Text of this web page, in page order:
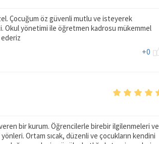
Çocuğum öz güvenli mutlu ve isteyerek
Okul yönetimi ile öğretmen kadrosu mükemmel
ederiz
+0
bir kurum. Öğrencilerle birebir ilgilenmeleri ve
Ortam sıcak, düzenli ve çocukların kendini